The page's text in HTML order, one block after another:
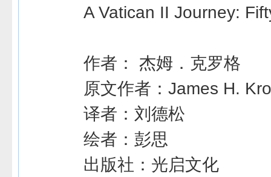
A Vatican II Journey:
作者： 杰姆．克罗格
原文作者：James H.
译者：刘德松
绘者：彭思
出版社：光启文化